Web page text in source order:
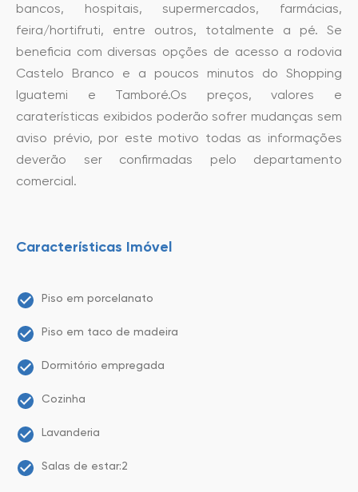
bancos, hospitais, supermercados, farmácias,
feira/hortifruti, entre outros, totalmente a pé. Se
beneficia com diversas opções de acesso a rodovia
Castelo Branco e a poucos minutos do Shopping
Iguatemi e Tamboré.Os preços, valores e
caraterísticas exibidos poderão sofrer mudanças sem
aviso prévio, por este motivo todas as informações
deverão ser confirmadas pelo departamento
comercial.
Características Imóvel
Piso em porcelanato
Piso em taco de madeira
Dormitório empregada
Cozinha
Lavanderia
Salas de estar:2